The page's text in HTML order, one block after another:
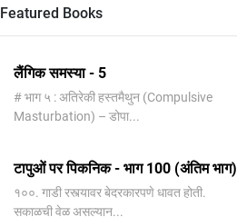
Featured Books
लैंगिक समस्या - 5
# भाग ५ : अतिरेकी हस्तमैथुन (Compulsive
Masturbation) – डोपा...
टापुओं पर पिकनिक - भाग 100 (अंतिम भाग)
१००. गाडी रस्त्यावर बेदरकारपणे धावत होती.
सकाळची वेळ असल्यान...